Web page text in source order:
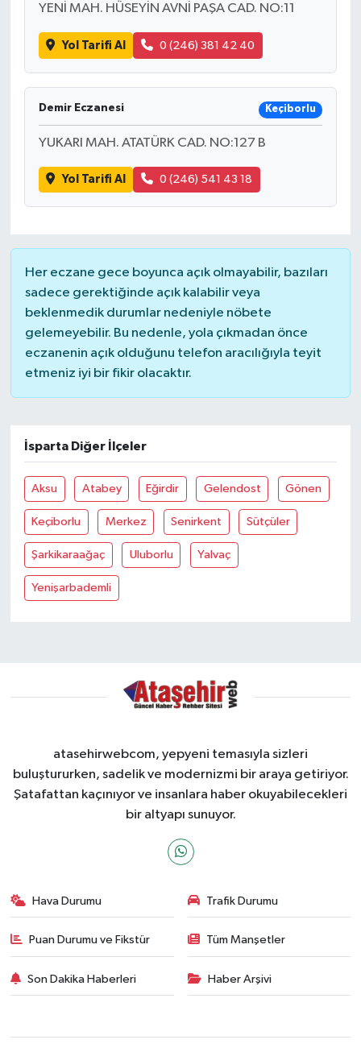
YENİ MAH. HÜSEYİN AVNİ PAŞA CAD. NO:11
Yol Tarifi Al 0 (246) 381 42 40
Demir Eczanesi Keçiborlu
YUKARI MAH. ATATÜRK CAD. NO:127 B
Yol Tarifi Al 0 (246) 541 43 18
Her eczane gece boyunca açık olmayabilir, bazıları
sadece gerektiğinde açık kalabilir veya
beklenmedik durumlar nedeniyle nöbete
gelemeyebilir. Bu nedenle, yola çıkmadan önce
eczanenin açık olduğunu telefon aracılığıyla teyit
etmeniz iyi bir fikir olacaktır.
İsparta Diğer İlçeler
Aksu Atabey Eğirdir Gelendost Gönen
Keçiborlu Merkez Senirkent Sütçüler
Şarkikaraağaç Uluborlu Yalvaç
Yenişarbademli
atasehirwebcom, yepyeni temasıyla sizleri
buluştururken, sadelik ve modernizmi bir araya getiriyor.
Şatafattan kaçınıyor ve insanlara haber okuyabilecekleri
bir altyapı sunuyor.
Hava Durumu Trafik Durumu
Puan Durumu ve Fikstür Tüm Manşetler
Son Dakika Haberleri Haber Arşivi